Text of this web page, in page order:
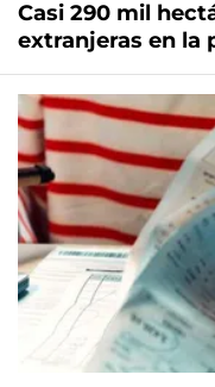
Casi 290 mil
extranjeras en la